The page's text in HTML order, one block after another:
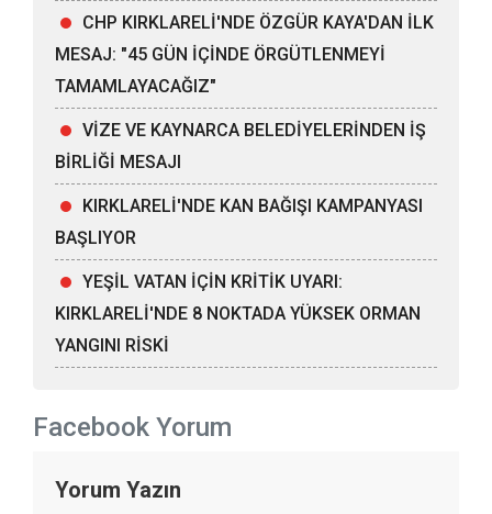
CHP KIRKLARELİ'NDE ÖZGÜR KAYA'DAN İLK
MESAJ: "45 GÜN İÇİNDE ÖRGÜTLENMEYİ
TAMAMLAYACAĞIZ"
VİZE VE KAYNARCA BELEDİYELERİNDEN İŞ
BİRLİĞİ MESAJI
KIRKLARELİ'NDE KAN BAĞIŞI KAMPANYASI
BAŞLIYOR
YEŞİL VATAN İÇİN KRİTİK UYARI:
KIRKLARELİ'NDE 8 NOKTADA YÜKSEK ORMAN
YANGINI RİSKİ
Facebook Yorum
Yorum Yazın